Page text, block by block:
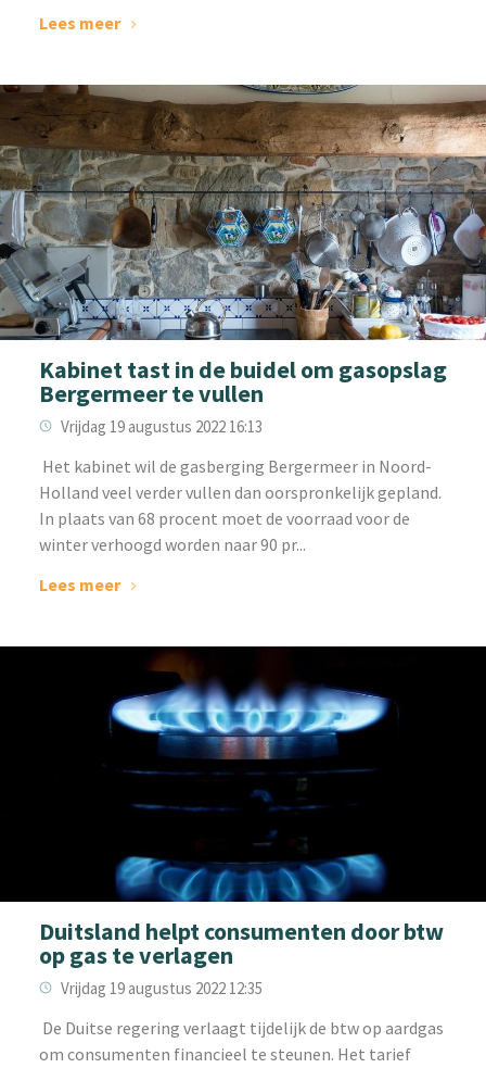
Lees meer
Kabinet tast in de buidel om gasopslag
Bergermeer te vullen
Vrijdag 19 augustus 2022 16:13
‌ Het kabinet wil de gasberging Bergermeer in Noord-
Holland veel verder vullen dan oorspronkelijk gepland.
In plaats van 68 procent moet de voorraad voor de
winter verhoogd worden naar 90 pr...
Lees meer
Duitsland helpt consumenten door btw
op gas te verlagen
Vrijdag 19 augustus 2022 12:35
‌ De Duitse regering verlaagt tijdelijk de btw op aardgas
om consumenten financieel te steunen. Het tarief